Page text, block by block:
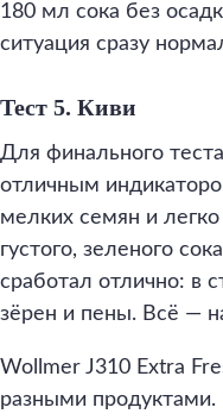
180 мл сока без
ситуация сразу
Тест 5. Киви
Для финального
отличным
мелких семян и
густого, зеленого
сработал отлично: в
зёрен и пены. Всё —
Wollmer J310 Extra
разными продуктами.